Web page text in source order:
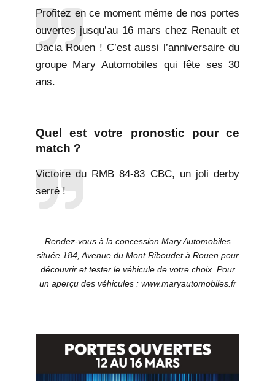
Profitez en ce moment même de nos portes
ouvertes jusqu’au 16 mars chez Renault et
Dacia Rouen ! C’est aussi l’anniversaire du
groupe Mary Automobiles qui fête ses 30
ans.
Quel est votre pronostic pour ce
match ?
Victoire du RMB 84-83 CBC, un joli derby
serré !
Rendez-vous à la concession Mary Automobiles
située 184, Avenue du Mont Riboudet à Rouen pour
découvrir et tester le véhicule de votre choix. Pour
un aperçu des véhicules : www.maryautomobiles.fr